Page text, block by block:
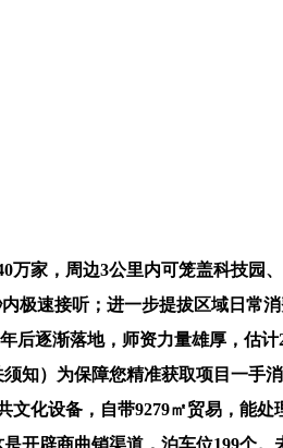
家，周边3公里内可笼盖科技园
速接听；进一步提拔区域日常消
后逐渐落地，师资力量雄厚，估
知）为保障您精准获取项目一手
化设备，自带9279㎡贸易，能处
开辟商曲销渠道，泊车位199个。